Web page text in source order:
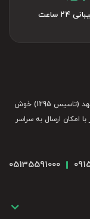
۲۴ ساعت
به شعبه آنلاین فروشگاه آجیل و خشکبار آجیل چی مشهد (تاسیس 1295) خوش
امکان ارسال به سراسر
05135591000